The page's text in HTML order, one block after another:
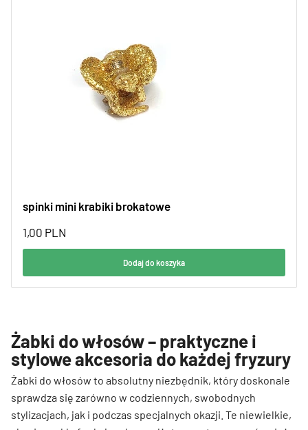
spinki mini krabiki brokatowe
1,00 PLN
Dodaj do koszyka
Żabki do włosów – praktyczne i
stylowe akcesoria do każdej fryzury
Żabki do włosów to absolutny niezbędnik, który doskonale
sprawdza się zarówno w codziennych, swobodnych
stylizacjach, jak i podczas specjalnych okazji. Te niewielkie,